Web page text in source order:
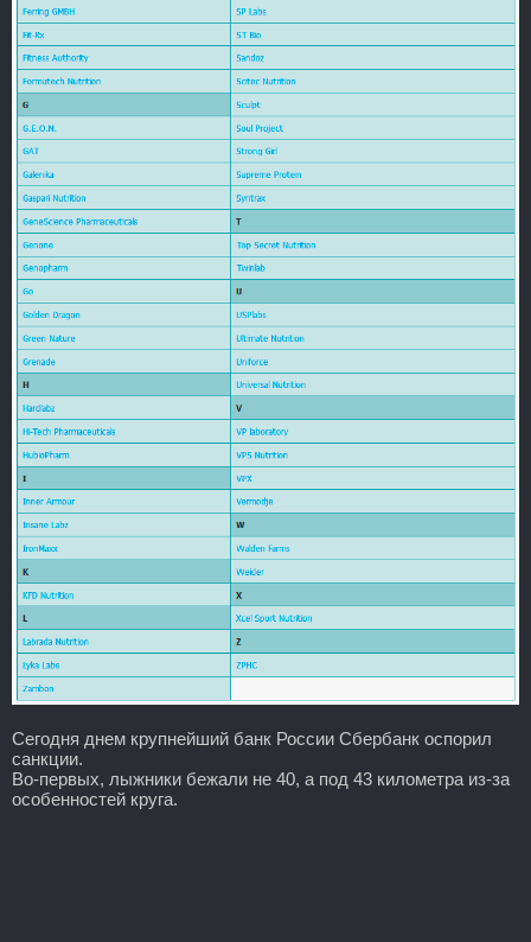
Сегодня днем крупнейший банк России Сбербанк оспорил
санкции.
Во-первых, лыжники бежали не 40, а под 43 километра из-за
особенностей круга.